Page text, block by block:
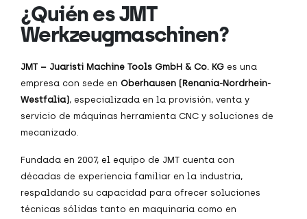
¿Quién es JMT
Werkzeugmaschinen?
JMT – Juaristi Machine Tools GmbH & Co. KG es una
empresa con sede en Oberhausen (Renania-Nordrhein-
Westfalia), especializada en la provisión, venta y
servicio de máquinas herramienta CNC y soluciones de
mecanizado.
Fundada en 2007, el equipo de JMT cuenta con
décadas de experiencia familiar en la industria,
respaldando su capacidad para ofrecer soluciones
técnicas sólidas tanto en maquinaria como en